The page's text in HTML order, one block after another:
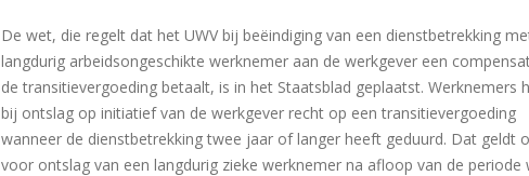
De wet, die regelt dat het UWV bij beëindiging van een dienstbetrekking
langdurig arbeidsongeschikte werknemer aan de werkgever een
de transitievergoeding betaalt, is in het Staatsblad geplaatst. Werknemers
bij ontslag op initiatief van de werkgever recht op een transitievergoeding
wanneer de dienstbetrekking twee jaar of langer heeft geduurd. Dat geldt
voor ontslag van een langdurig zieke werknemer na afloop van de periode